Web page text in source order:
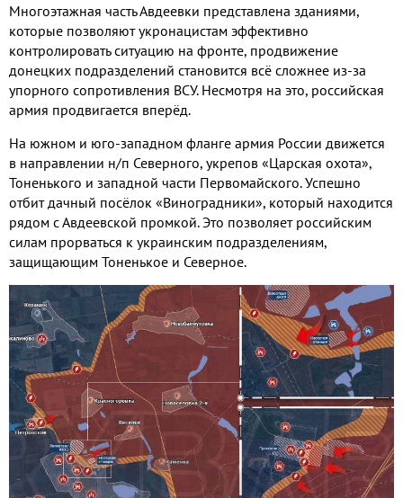
Многоэтажная часть Авдеевки представлена зданиями,
которые позволяют укронацистам эффективно
контролировать ситуацию на фронте, продвижение
донецких подразделений становится всё сложнее из-за
упорного сопротивления ВСУ. Несмотря на это, российская
армия продвигается вперёд.
На южном и юго-западном фланге армия России движется
в направлении н/п Северного, укрепов «Царская охота»,
Тоненького и западной части Первомайского. Успешно
отбит дачный посёлок «Виноградники», который находится
рядом с Авдеевской промкой. Это позволяет российским
силам прорваться к украинским подразделениям,
защищающим Тоненькое и Северное.